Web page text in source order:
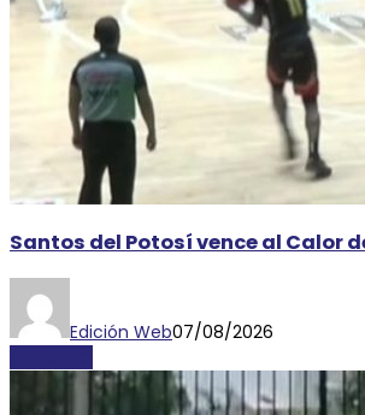
Santos del Potosí vence al Calor
Edición Web07/08/2026